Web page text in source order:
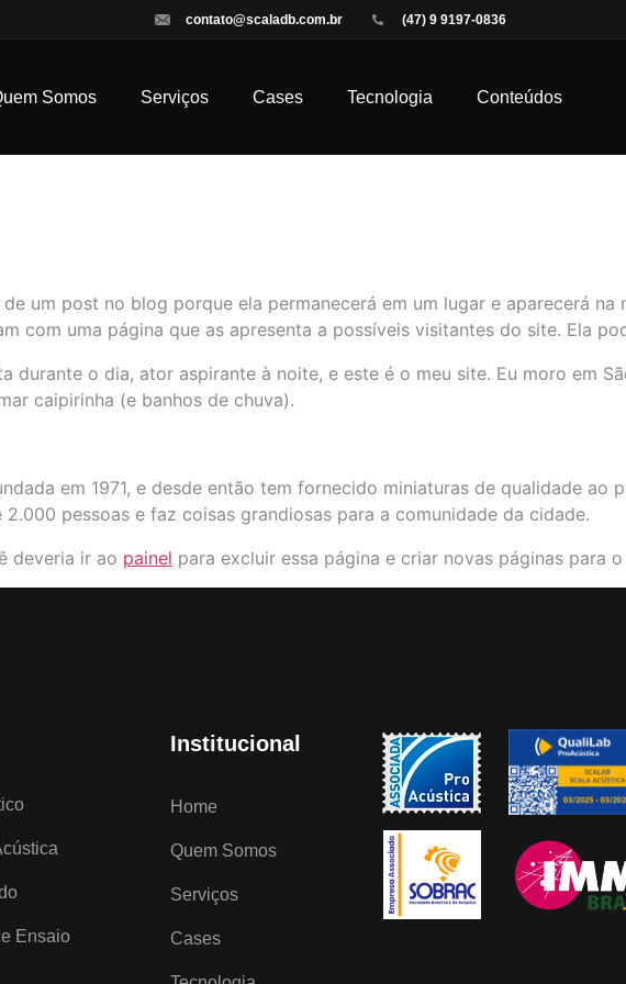
contato@scaladb.com.br (47) 9 9197-0836
Somos Serviços Cases Tecnologia Conteúdos
um post no blog porque ela permanecerá em um lugar e aparecerá na
com uma página que as apresenta a possíveis visitantes do site. Ela
durante o dia, ator aspirante à noite, e este é o meu site. Eu moro em
caipirinha (e banhos de chuva).
em 1971, e desde então tem fornecido miniaturas de qualidade ao
pessoas e faz coisas grandiosas para a comunidade da cidade.
deveria ir ao painel para excluir essa página e criar novas páginas para
Ensaio
Institucional
Home
Quem Somos
Serviços
Cases